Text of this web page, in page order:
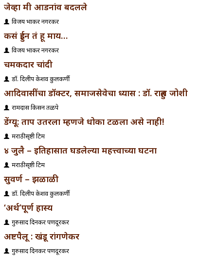
जेव्हा मी आडनांव बदलले
विजय प्रभाकर नगरकर
कसं हुईन तं हू माय…
विजय प्रभाकर नगरकर
चमकदार चांदी
डॉ. दिलीप केशव कुलकर्णी
आदिवासींचा डॉक्टर, समाजसेवेचा ध्यास : डॉ. राहुल जोशी
रामदास किसन तळपे
डेंग्यू: ताप उतरला म्हणजे धोका टळला असे नाही!
मराठीसृष्टी टिम
४ जुलै – इतिहासात घडलेल्या महत्त्वाच्या घटना
मराठीसृष्टी टिम
सुवर्ण – झळाळी
डॉ. दिलीप केशव कुलकर्णी
‘अर्थ’पूर्ण हास्य
गुरुप्रसाद दिनकर पणदूरकर
अष्टपैलू : खंडू रांगणेकर
गुरुप्रसाद दिनकर पणदूरकर